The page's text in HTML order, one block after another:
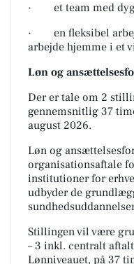
· et team med
· en fleksibel
arbejde hjemme i et
Løn og
Der er tale om 2
gennemsnitlig 37
august 2026.
Løn og
organisationsaftale
institutioner for
udbyder de
Stillingen vil være
– 3 inkl. centralt
Lønniveauet, på 37